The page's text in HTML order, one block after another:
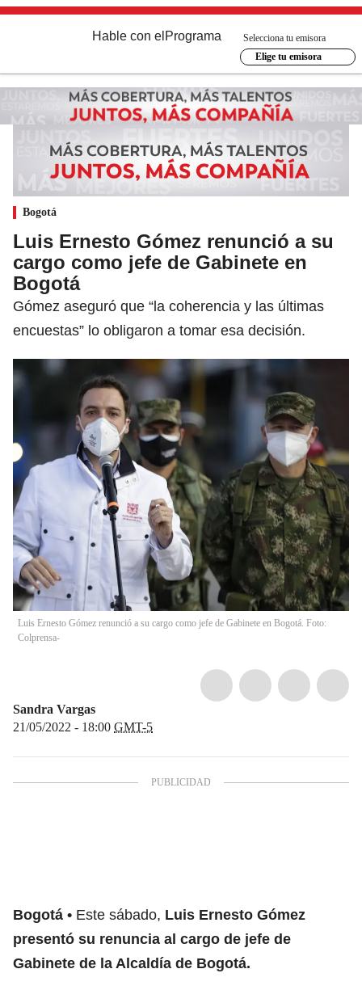
Hable con el Programa
Selecciona tu emisora
Elige tu emisora
Bogotá
Luis Ernesto Gómez renunció a su
cargo como jefe de Gabinete en
Bogotá
Gómez aseguró que “la coherencia y las últimas
encuestas” lo obligaron a tomar esa decisión.
Luis Ernesto Gómez renunció a su cargo como jefe de Gabinete en Bogotá. Foto:
Colprensa-
Sandra Vargas
21/05/2022 - 18:00 GMT-5
Bogotá Este sábado, Luis Ernesto Gómez
presentó su renuncia al cargo de jefe de
Gabinete de la Alcaldía de Bogotá.